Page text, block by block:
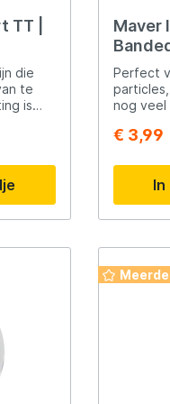
TT |
die
te
is
Maver
Perfect
nog veel
€ 3,99
In